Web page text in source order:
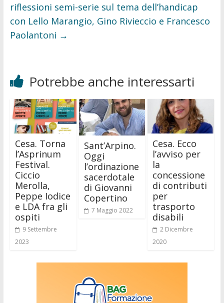
riflessioni semi-serie sul tema dell’handicap
con Lello Marangio, Gino Rivieccio e Francesco
Paolantoni →
Potrebbe anche interessarti
Cesa. Torna
l’Asprinum
Festival.
Ciccio
Merolla,
Peppe Iodice
e LDA fra gli
ospiti
9 Settembre
2023
Sant’Arpino.
Oggi
l’ordinazione
sacerdotale
di Giovanni
Copertino
7 Maggio 2022
Cesa. Ecco
l’avviso per
la
concessione
di contributi
per
trasporto
disabili
2 Dicembre
2020